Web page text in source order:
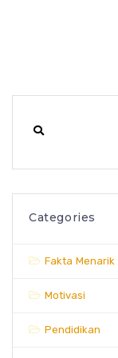
Categories
Fakta Menarik
Motivasi
Pendidikan